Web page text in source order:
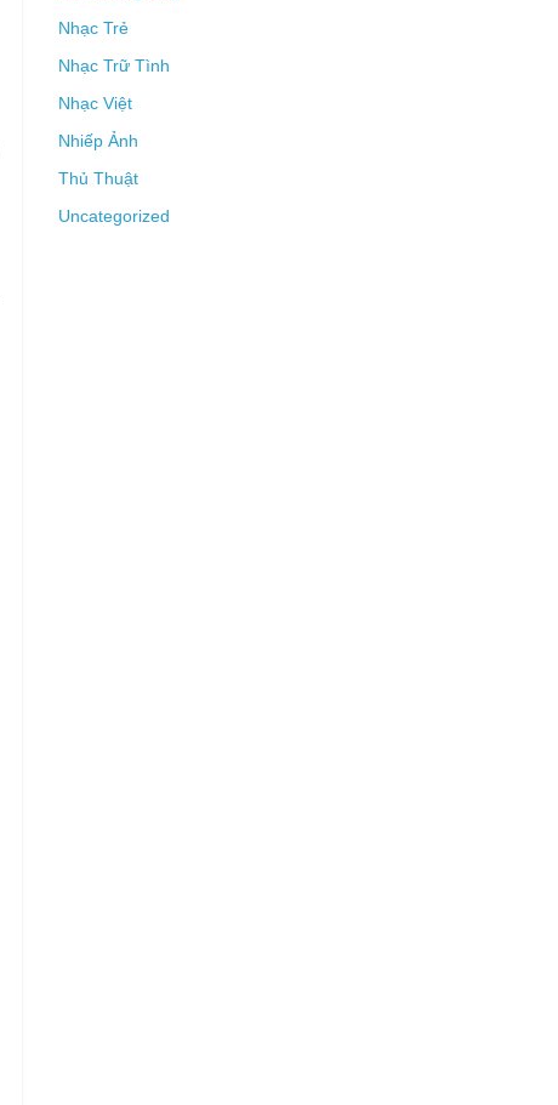
Nhạc Trẻ
Nhạc Trữ Tình
Nhạc Việt
Nhiếp Ảnh
Thủ Thuật
Uncategorized